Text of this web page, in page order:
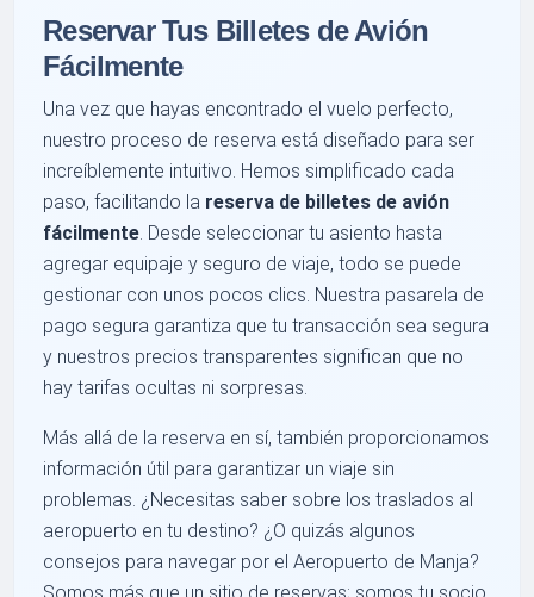
Reservar Tus Billetes de Avión
Fácilmente
Una vez que hayas encontrado el vuelo perfecto,
nuestro proceso de reserva está diseñado para ser
increíblemente intuitivo. Hemos simplificado cada
paso, facilitando la reserva de billetes de avión
fácilmente. Desde seleccionar tu asiento hasta
agregar equipaje y seguro de viaje, todo se puede
gestionar con unos pocos clics. Nuestra pasarela de
pago segura garantiza que tu transacción sea segura
y nuestros precios transparentes significan que no
hay tarifas ocultas ni sorpresas.
Más allá de la reserva en sí, también proporcionamos
información útil para garantizar un viaje sin
problemas. ¿Necesitas saber sobre los traslados al
aeropuerto en tu destino? ¿O quizás algunos
consejos para navegar por el Aeropuerto de Manja?